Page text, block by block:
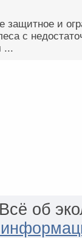
и
с
...
об